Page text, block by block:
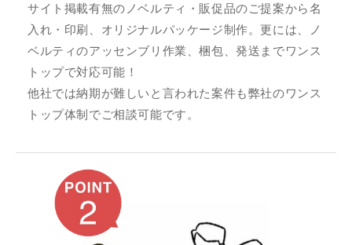
サイト掲載有無のノベルティ・販促品のご提案から名
入れ・印刷、オリジナルパッケージ制作。更には、ノ
ベルティのアッセンブリ作業、梱包、発送までワンス
トップで対応可能！
他社では納期が難しいと言われた案件も弊社のワンス
トップ体制でご相談可能です。